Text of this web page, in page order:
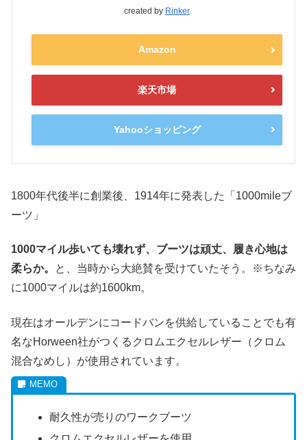
created by Rinker
Amazon
楽天市場
Yahooショッピング
1800年代後半に創業後、1914年に発表した「1000mileブ
ーツ」
1000マイル歩いても壊れず、ブーツは頑丈、履き心地は
柔らか。
と、当時から大絶賛を受けていたそう。※ちなみ
に1000マイルは約1600km。
現在はオールデンにコードバンを供給していることでも有
名なHorween社がつくるクロムエクセルレザー（クロム
混合なめし）が使用されています。
耐久性が売りのワークブーツ